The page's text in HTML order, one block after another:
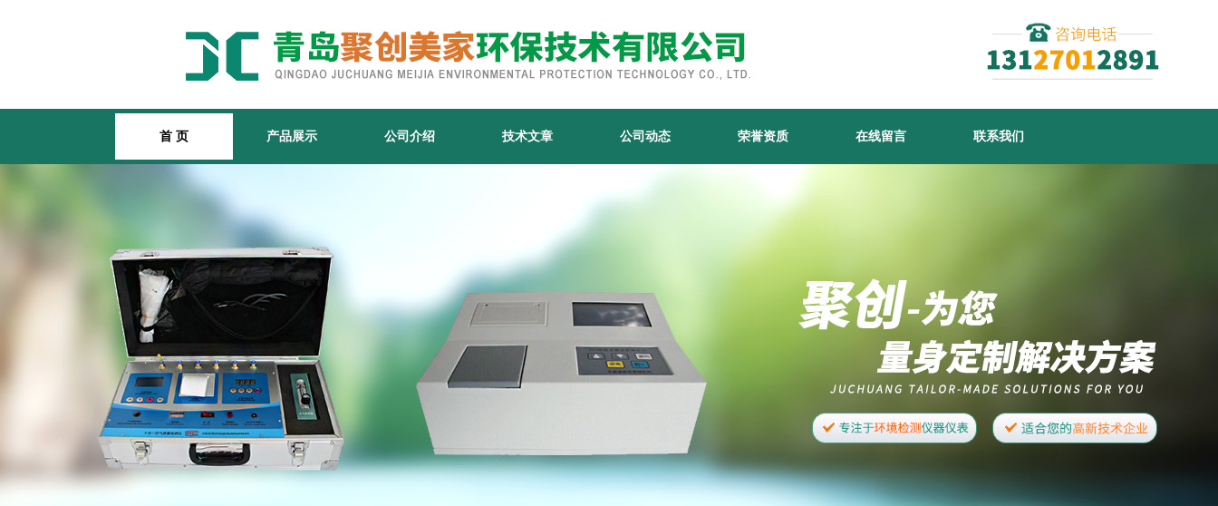
首 页 产品展示 公司介绍 技术文章 公司动态 荣誉资质 在线留言 联系我们